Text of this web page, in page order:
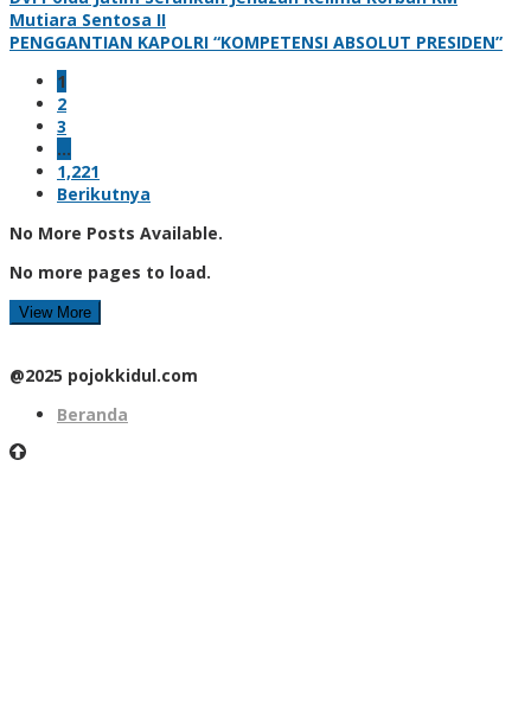
Mutiara Sentosa II
PENGGANTIAN KAPOLRI “KOMPETENSI ABSOLUT PRESIDEN”
1
2
3
…
1,221
Berikutnya
No More Posts Available.
No more pages to load.
View More
@2025 pojokkidul.com
Beranda